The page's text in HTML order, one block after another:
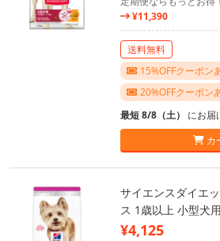
¥11,390
送料無料
15%OFFクーポン
20%OFFクーポン
最短 8/8（土） にお届
カ
サイエンスダイエ
ス 1歳以上 小型犬
¥4,125